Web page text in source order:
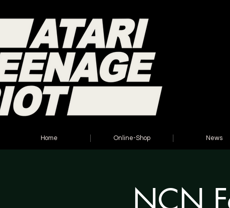
Home Online-Shop News
NCN